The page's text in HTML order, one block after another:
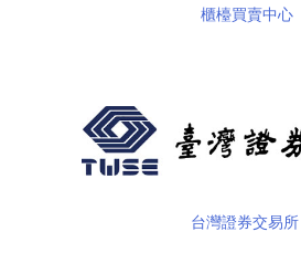
櫃檯買賣中心
台灣證券交易所